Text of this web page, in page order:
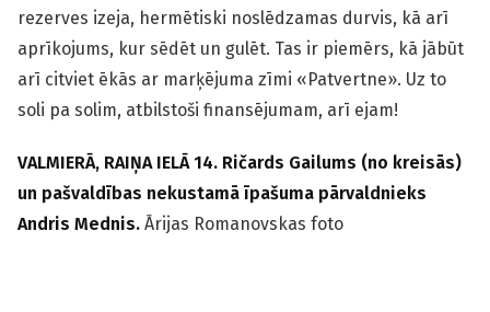
rezerves izeja, hermētiski noslēdzamas durvis, kā arī
aprīkojums, kur sēdēt un gulēt. Tas ir piemērs, kā jābūt
arī citviet ēkās ar marķējuma zīmi «Patvertne». Uz to
soli pa solim, atbilstoši finansējumam, arī ejam!
VALMIERĀ, RAIŅA IELĀ 14. Ričards Gailums (no kreisās)
un pašvaldības nekustamā īpašuma pārvaldnieks
Andris Mednis. Ārijas Romanovskas foto